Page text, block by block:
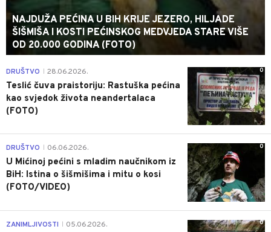
NAJDUŽA PEĆINA U BIH KRIJE JEZERO, HILJADE
ŠIŠMIŠA I KOSTI PEĆINSKOG MEDVJEDA STARE VIŠE
OD 20.000 GODINA (FOTO)
0
DRUŠTVO 28.06.2026.
Teslić čuva praistoriju: Rastuška pećina
kao svjedok života neandertalaca
(FOTO)
0
DRUŠTVO 06.06.2026.
U Mićinoj pećini s mladim naučnikom iz
BiH: Istina o šišmišima i mitu o kosi
(FOTO/VIDEO)
0
ZANIMLJIVOSTI 05.06.2026.